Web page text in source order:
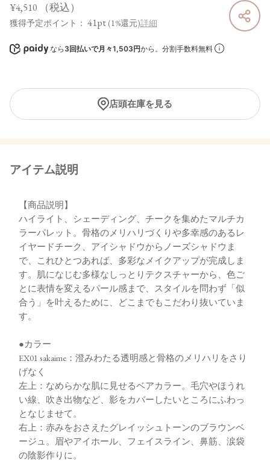
¥4,510 （税込）
獲得予定ポイント： 41pt (1%還元)詳細
なら 3回払いで月々1,503円から。分割手数料無料
店頭在庫を見る
アイテム説明
【商品説明】
ハイライト、シェーディング、チークを集めたマルチカ
ラーパレット。骨格のメリハリづくりや多幸感のあるレ
イヤードチーク、アイシャドウからノーズシャドウま
で、これひとつあれば、多彩なメイクアップが完成しま
す。肌になじむ多様なしっとりテクスチャーから、色ご
とに表情を変えるパール感まで、スタイルを問わず「似
合う」を叶えるために、どこまでもこだわり抜いていま
す。
●カラー
EX01 sakaime：澄みわたる透明感と骨格のメリハリをさり
げなく
左上：なめらかな肌に見せるベアカラー。毛穴やほうれ
い線、吹き出物など、影をカバーしたいところにふわっ
となじませて。
右上：赤みをおさえたグレイッシュトーンのブラウンベ
ージュ。眉やアイホール、フェイスライン、鼻筋、涙袋
の陰影作りに。